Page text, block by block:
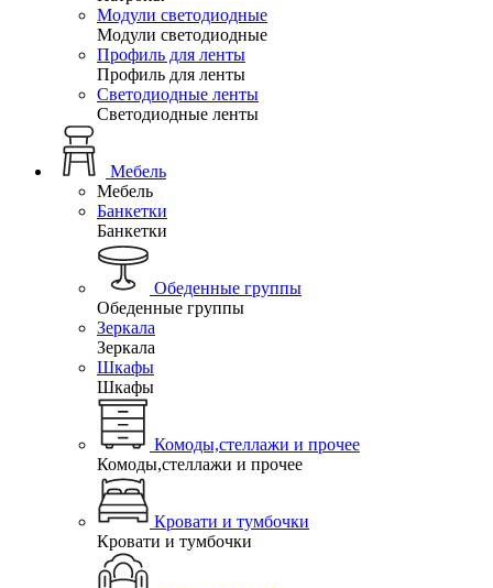
Модули светодиодные
Модули светодиодные
Профиль для ленты
Профиль для ленты
Светодиодные ленты
Светодиодные ленты
Мебель
Мебель
Банкетки
Банкетки
Обеденные группы
Обеденные группы
Зеркала
Зеркала
Шкафы
Шкафы
Комоды,стеллажи и прочее
Комоды,стеллажи и прочее
Кровати и тумбочки
Кровати и тумбочки